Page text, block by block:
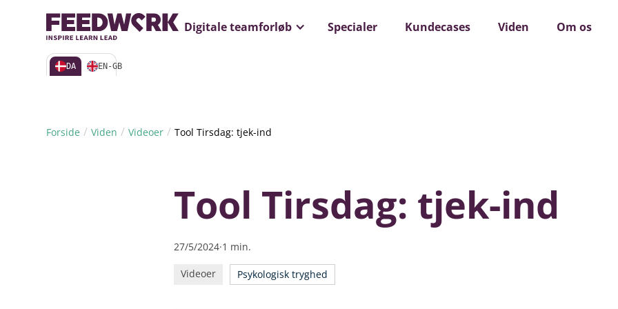
Digitale teamforløb Specialer Kundecases Viden Om os
DA EN-GB
Gratis webinar d. 13 august: Sådan taler I om det, der ikke fungerer -
Forside / Viden / Videoer / Tool Tirsdag: tjek-ind
Tool Tirsdag: tjek-ind
27/5/2024·1 min.
Videoer Psykologisk tryghed